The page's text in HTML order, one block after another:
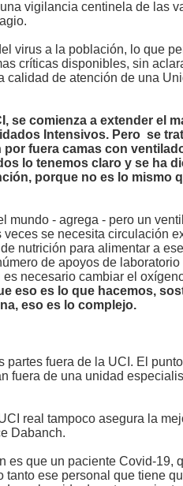
vigilancia centinela de las
virus a la población, lo que
críticas disponibles, sin
calidad de atención de una
se comienza a extender el
Intensivos. Pero se
fuera camas con
lo tenemos claro y se ha
porque no es lo mismo
mundo - agrega - pero un
se necesita circulación
nutrición para alimentar a
de apoyos de
necesario cambiar el
eso es lo que hacemos,
eso es lo complejo.
fuera de la UCI. El
fuera de una unidad
real tampoco asegura la
Dabanch.
es que un paciente Covid-19,
ese personal que tiene